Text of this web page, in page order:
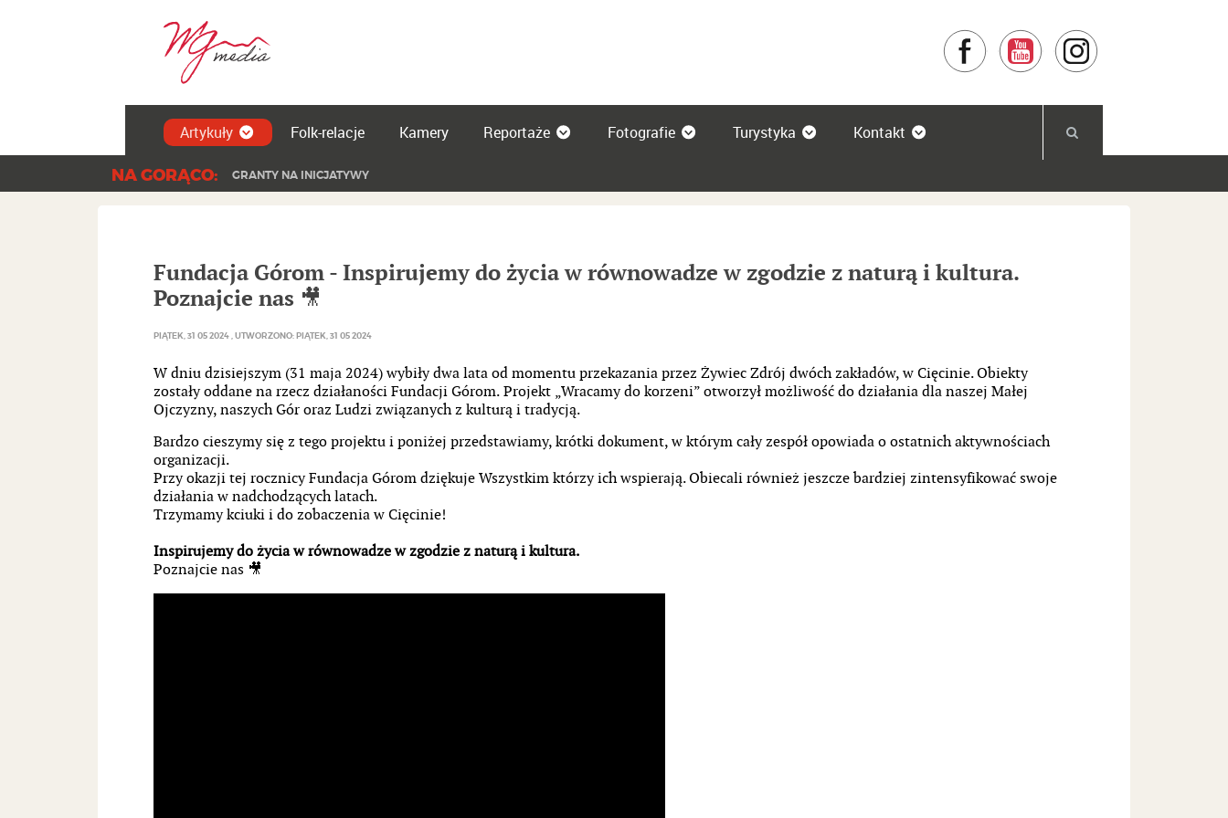
Facebook YouTube
Artykuły Folk-relacje Kamery Reportaże Fotografie Turystyka Kontakt
NA GORĄCO: GRANTY NA INICJATYWY
Fundacja Górom - Inspirujemy do życia w równowadze w zgodzie z naturą i kultura.
Poznajcie nas 🎥
PIĄTEK, 31 05 2024 UTWORZONO: PIĄTEK, 31 05 2024
W dniu dzisiejszym (31 maja 2024) wybiły dwa lata od momentu przekazania przez Żywiec Zdrój dwóch zakładów, w Cięcinie. Obiekty
zostały oddane na rzecz działaności Fundacji Górom. Projekt „Wracamy do korzeni” otworzył możliwość do działania dla naszej Małej
Ojczyzny, naszych Gór oraz Ludzi związanych z kulturą i tradycją.
Bardzo cieszymy się z tego projektu i poniżej przedstawiamy, krótki dokument, w którym cały zespół opowiada o ostatnich aktywnościach
organizacji.
Przy okazji tej rocznicy Fundacja Górom dziękuje Wszystkim którzy ich wspierają. Obiecali również jeszcze bardziej zintensyfikować swoje
działania w nadchodzących latach.
Trzymamy kciuki i do zobaczenia w Cięcinie!
Inspirujemy do życia w równowadze w zgodzie z naturą i kultura.
Poznajcie nas 🎥